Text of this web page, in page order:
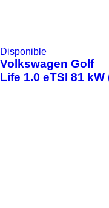
Disponible
Volkswagen Golf
Life 1.0 eTSI 81 kW